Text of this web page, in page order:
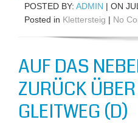
POSTED BY: ADMIN | ON
Posted in Klettersteig | No
AUF DAS
ZURÜCK
GLEITWEG (D)